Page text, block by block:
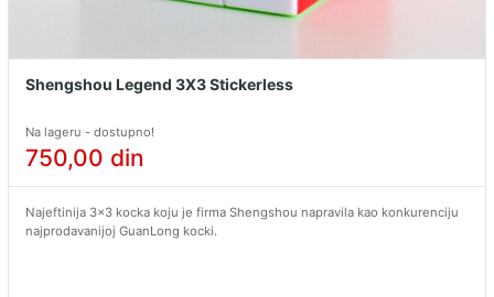
Shengshou Legend 3X3 Stickerless
Na lageru - dostupno!
750,00 din
Najeftinija 3x3 kocka koju je firma Shengshou napravila kao konkurenciju
najprodavanijoj GuanLong kocki.